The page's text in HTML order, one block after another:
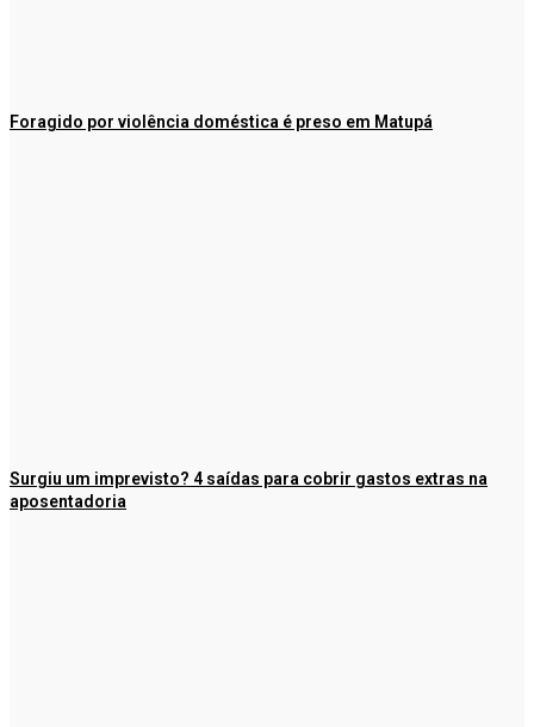
Foragido por violência doméstica é preso em Matupá
Surgiu um imprevisto? 4 saídas para cobrir gastos extras na
aposentadoria